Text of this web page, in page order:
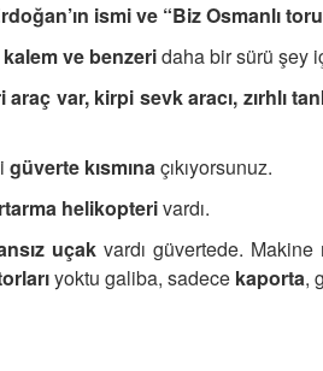
ismi ve “Biz Osmanlı
ve benzeridaha bir sürü şey
var, kirpi sevk aracı, zırhlı
güverte kısmınaçıkıyorsunuz.
helikopterivardı.
uçakvardı güvertede.
yoktu galiba, sadece kaporta,